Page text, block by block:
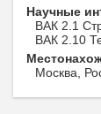
Научные
ВАК 2.1
ВАК 2.10
Москва,